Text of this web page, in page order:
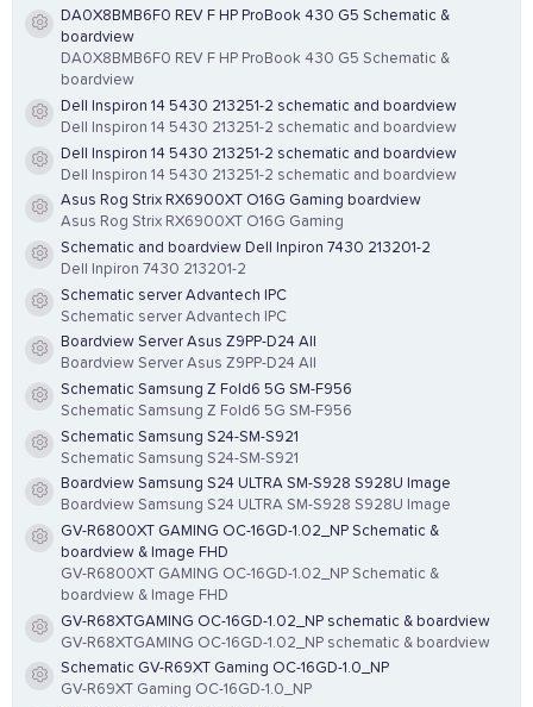
Resource icon
DA0X8BMB6F0 REV F HP ProBook 430 G5 Schematic &
boardview
DA0X8BMB6F0 REV F HP ProBook 430 G5 Schematic &
boardview
Resource icon
Dell Inspiron 14 5430 213251-2 schematic and boardview
Dell Inspiron 14 5430 213251-2 schematic and boardview
Resource icon
Dell Inspiron 14 5430 213251-2 schematic and boardview
Dell Inspiron 14 5430 213251-2 schematic and boardview
Resource icon
Asus Rog Strix RX6900XT O16G Gaming boardview
Asus Rog Strix RX6900XT O16G Gaming
Resource icon
Schematic and boardview Dell Inpiron 7430 213201-2
Dell Inpiron 7430 213201-2
Resource icon
Schematic server Advantech IPC
Schematic server Advantech IPC
Resource icon
Boardview Server Asus Z9PP-D24 All
Boardview Server Asus Z9PP-D24 All
Resource icon
Schematic Samsung Z Fold6 5G SM-F956
Schematic Samsung Z Fold6 5G SM-F956
Resource icon
Schematic Samsung S24-SM-S921
Schematic Samsung S24-SM-S921
Resource icon
Boardview Samsung S24 ULTRA SM-S928 S928U Image
Boardview Samsung S24 ULTRA SM-S928 S928U Image
Resource icon
GV-R6800XT GAMING OC-16GD-1.02_NP Schematic &
boardview & Image FHD
GV-R6800XT GAMING OC-16GD-1.02_NP Schematic &
boardview & Image FHD
Resource icon
GV-R68XTGAMING OC-16GD-1.02_NP schematic & boardview
GV-R68XTGAMING OC-16GD-1.02_NP schematic & boardview
Resource icon
Schematic GV-R69XT Gaming OC-16GD-1.0_NP
GV-R69XT Gaming OC-16GD-1.0_NP